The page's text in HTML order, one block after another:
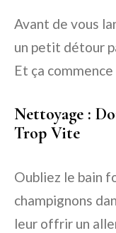
Avant de vous
un petit détour
Et ça
Nettoyage :
Trop Vite
Oubliez le bain
champignons
leur offrir un